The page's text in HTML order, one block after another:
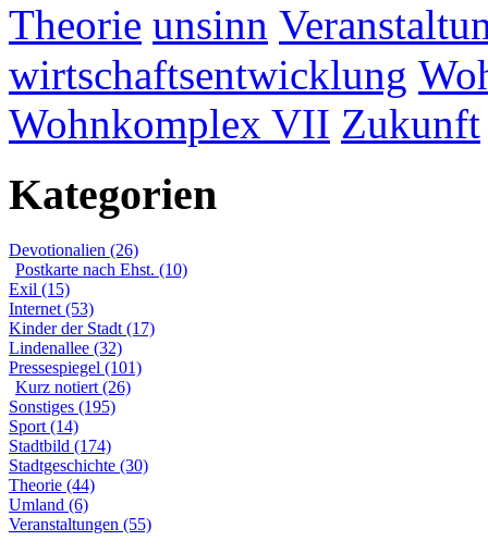
Theorie unsinn
wirtschaftsentwicklung
Wohnkomplex VII Zukunft
Kategorien
Devotionalien (26)
Postkarte nach Ehst. (10)
Exil (15)
Internet (53)
Kinder der Stadt (17)
Lindenallee (32)
Pressespiegel (101)
Kurz notiert (26)
Sonstiges (195)
Sport (14)
Stadtbild (174)
Stadtgeschichte (30)
Theorie (44)
Umland (6)
Veranstaltungen (55)